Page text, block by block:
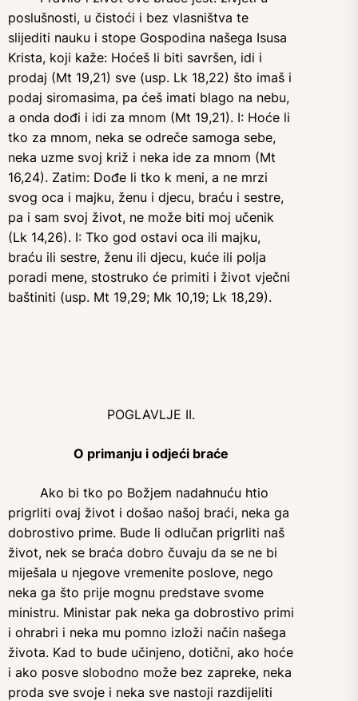
poslušnosti, u čistoći i bez vlasništva te
slijediti nauku i stope Gospodina našega Isusa
Krista, koji kaže: Hoćeš li biti savršen, idi i
prodaj (Mt 19,21) sve (usp. Lk 18,22) što imaš i
podaj siromasima, pa ćeš imati blago na nebu,
a onda dođi i idi za mnom (Mt 19,21). I: Hoće li
tko za mnom, neka se odreče samoga sebe,
neka uzme svoj križ i neka ide za mnom (Mt
16,24). Zatim: Dođe li tko k meni, a ne mrzi
svog oca i majku, ženu i djecu, braću i sestre,
pa i sam svoj život, ne može biti moj učenik
(Lk 14,26). I: Tko god ostavi oca ili majku,
braću ili sestre, ženu ili djecu, kuće ili polja
poradi mene, stostruko će primiti i život vječni
baštiniti (usp. Mt 19,29; Mk 10,19; Lk 18,29).
POGLAVLJE II.
O primanju i odjeći braće
Ako bi tko po Božjem nadahnuću htio
prigrliti ovaj život i došao našoj braći, neka ga
dobrostivo prime. Bude li odlučan prigrliti naš
život, nek se braća dobro čuvaju da se ne bi
miješala u njegove vremenite poslove, nego
neka ga što prije mognu predstave svome
ministru. Ministar pak neka ga dobrostivo primi
i ohrabri i neka mu pomno izloži način našega
života. Kad to bude učinjeno, dotični, ako hoće
i ako posve slobodno može bez zapreke, neka
proda sve svoje i neka sve nastoji razdijeliti